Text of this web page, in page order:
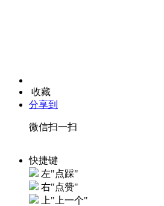
收藏
分享到
微信扫一扫
快捷键
左"点踩"
右"点赞"
上"上一个"